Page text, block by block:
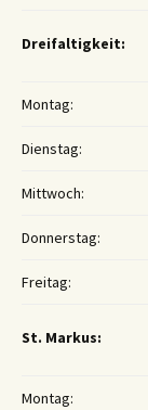
Dreifaltigkeit:
Montag:
Dienstag:
Mittwoch:
Donnerstag:
Freitag:
St. Markus:
Montag: